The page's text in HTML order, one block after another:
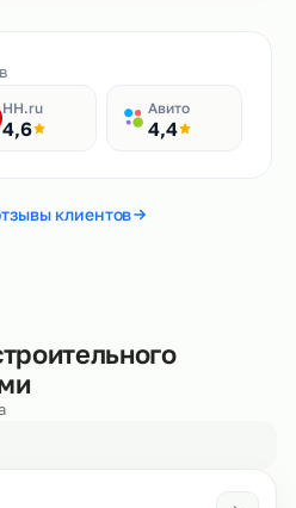
HH.ru
4,6
Авито
4,4
клиентов